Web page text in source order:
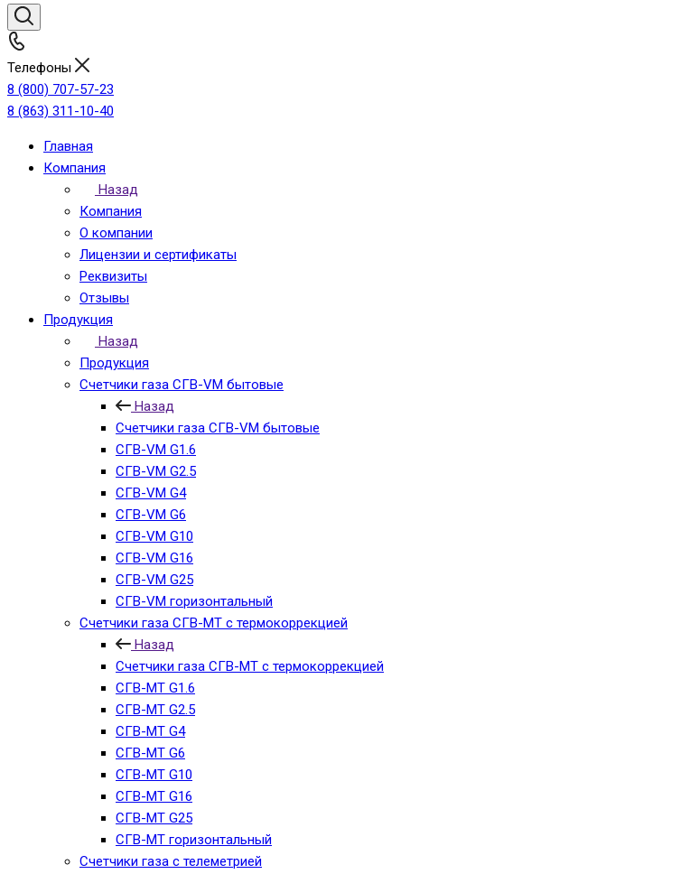
Телефоны
8 (800) 707-57-23
8 (863) 311-10-40
Главная
Компания
Назад
Компания
О компании
Лицензии и сертификаты
Реквизиты
Отзывы
Продукция
Назад
Продукция
Счетчики газа СГВ-VM бытовые
Назад
Счетчики газа СГВ-VM бытовые
СГВ-VM G1.6
СГВ-VM G2.5
СГВ-VM G4
СГВ-VM G6
СГВ-VM G10
СГВ-VM G16
СГВ-VM G25
СГВ-VM горизонтальный
Счетчики газа СГВ-МТ с термокоррекцией
Назад
Счетчики газа СГВ-МТ с термокоррекцией
СГВ-МТ G1.6
СГВ-МТ G2.5
СГВ-МТ G4
СГВ-МТ G6
СГВ-МТ G10
СГВ-МТ G16
СГВ-МТ G25
СГВ-MT горизонтальный
Счетчики газа с телеметрией